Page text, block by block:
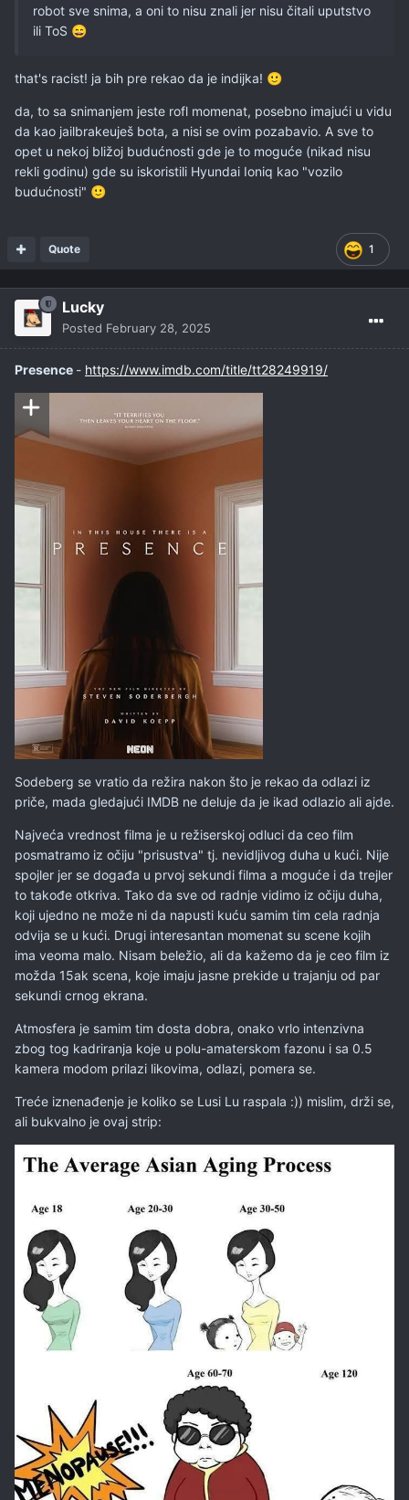
robot sve snima, a oni to nisu znali jer nisu čitali uputstvo
ili ToS 😄
that's racist! ja bih pre rekao da je indijka! 🙂
da, to sa snimanjem jeste rofl momenat, posebno imajući u vidu
da kao jailbrakeuješ bota, a nisi se ovim pozabavio. A sve to
opet u nekoj bližoj budućnosti gde je to moguće (nikad nisu
rekli godinu) gde su iskoristili Hyundai Ioniq kao "vozilo
budućnosti" 🙂
1
Quote
Lucky
Posted February 28, 2025
Presence - https://www.imdb.com/title/tt28249919/
Sodeberg se vratio da režira nakon što je rekao da odlazi iz
priče, mada gledajući IMDB ne deluje da je ikad odlazio ali ajde.
Najveća vrednost filma je u režiserskoj odluci da ceo film
posmatramo iz očiju "prisustva" tj. nevidljivog duha u kući. Nije
spojler jer se događa u prvoj sekundi filma a moguće i da trejler
to takođe otkriva. Tako da sve od radnje vidimo iz očiju duha,
koji ujedno ne može ni da napusti kuću samim tim cela radnja
odvija se u kući. Drugi interesantan momenat su scene kojih
ima veoma malo. Nisam beležio, ali da kažemo da je ceo film iz
možda 15ak scena, koje imaju jasne prekide u trajanju od par
sekundi crnog ekrana.
Atmosfera je samim tim dosta dobra, onako vrlo intenzivna
zbog tog kadriranja koje u polu-amaterskom fazonu i sa 0.5
kamera modom prilazi likovima, odlazi, pomera se.
Treće iznenađenje je koliko se Lusi Lu raspala :)) mislim, drži se,
ali bukvalno je ovaj strip: